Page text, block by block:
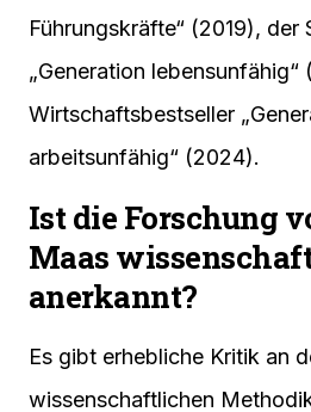
Führungskräfte“ (2019), der
„Generation lebensunfähig“
Wirtschaftsbestseller
arbeitsunfähig“ (2024).
Ist die Forschung
Maas
anerkannt?
Es gibt erhebliche Kritik an
wissenschaftlichen